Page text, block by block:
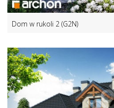
Dom w rukoli 2 (G2N)